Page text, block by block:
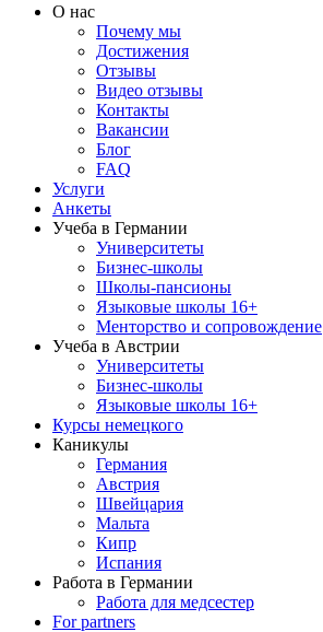
О нас
Почему мы
Достижения
Отзывы
Видео отзывы
Контакты
Вакансии
Блог
FAQ
Услуги
Анкеты
Учеба в Германии
Университеты
Бизнес-школы
Школы-пансионы
Языковые школы 16+
Менторство и сопровождение
Учеба в Австрии
Университеты
Бизнес-школы
Языковые школы 16+
Курсы немецкого
Каникулы
Германия
Австрия
Швейцария
Мальта
Кипр
Испания
Работа в Германии
Работа для медсестер
For partners